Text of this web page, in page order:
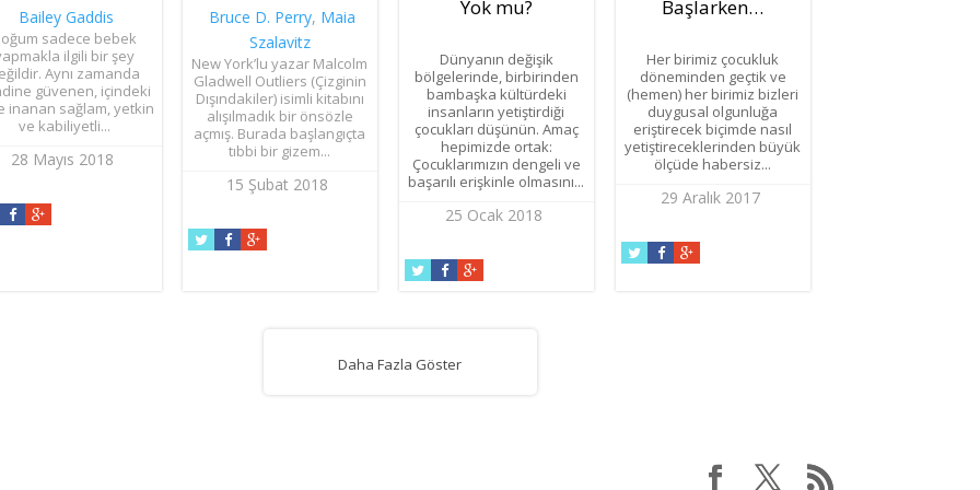
Bailey Gaddis
sadece bebek
ilgili bir şey
Aynı zamanda
güvenen, içindeki
inanan sağlam, yetkin
ve kabiliyetli...
28 Mayıs 2018
Bruce D. Perry, Maia
Szalavitz
New York’lu yazar Malcolm
Gladwell Outliers (Çizginin
Dışındakiler) isimli kitabını
alışılmadık bir önsözle
açmış. Burada başlangıçta
tıbbi bir gizem...
15 Şubat 2018
Yok mu?
Dünyanın değişik
bölgelerinde, birbirinden
bambaşka kültürdeki
insanların yetiştirdiği
çocukları düşünün. Amaç
hepimizde ortak:
Çocuklarımızın dengeli ve
başarılı erişkinle olmasını...
25 Ocak 2018
Başlarken…
Her birimiz çocukluk
döneminden geçtik ve
(hemen) her birimiz bizleri
duygusal olgunluğa
eriştirecek biçimde nasıl
yetiştireceklerinden büyük
ölçüde habersiz...
29 Aralık 2017
Daha Fazla Göster